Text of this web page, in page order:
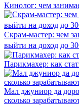
Кинолог: чем
Скрам-мастер: чем
выйти на доход до
Парикмахер: как
Мал джуниор да
сколько